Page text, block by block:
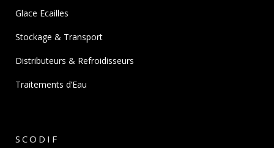
Glace Ecailles
Stockage & Transport
Distributeurs & Refroidisseurs
Traitements d’Eau
SCODIF